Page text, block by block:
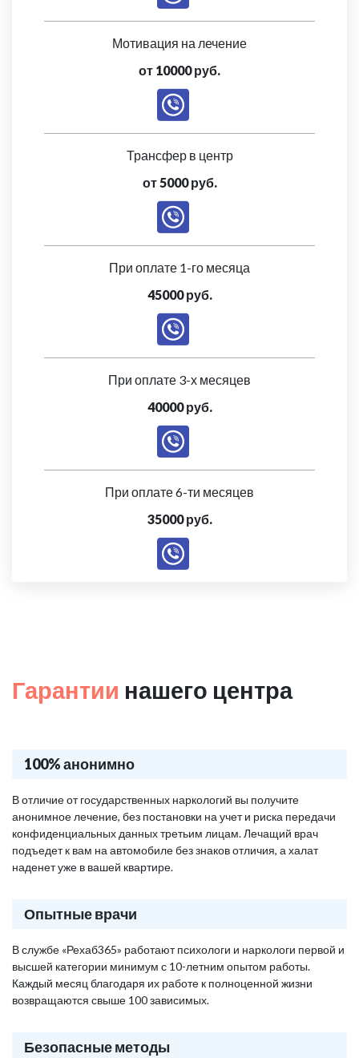
Мотивация на лечение
от 10000 руб.
Трансфер в центр
от 5000 руб.
При оплате 1-го месяца
45000 руб.
При оплате 3-х месяцев
40000 руб.
При оплате 6-ти месяцев
35000 руб.
Гарантии нашего центра
100% анонимно
В отличие от государственных наркологий вы получите
анонимное лечение, без постановки на учет и риска передачи
конфиденциальных данных третьим лицам. Лечащий врач
подъедет к вам на автомобиле без знаков отличия, а халат
наденет уже в вашей квартире.
Опытные врачи
В службе «Рехаб365» работают психологи и наркологи первой и
высшей категории минимум с 10-летним опытом работы.
Каждый месяц благодаря их работе к полноценной жизни
возвращаются свыше 100 зависимых.
Безопасные методы